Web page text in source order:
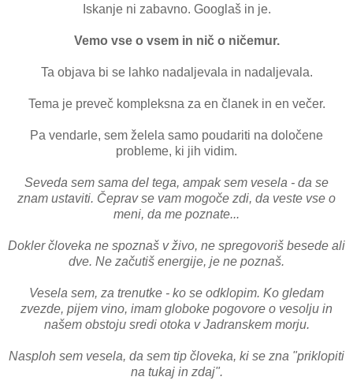
Iskanje ni zabavno. Googlaš in je.
Vemo vse o vsem in nič o ničemur.
Ta objava bi se lahko nadaljevala in nadaljevala.
Tema je preveč kompleksna za en članek in en večer.
Pa vendarle, sem želela samo poudariti na določene
probleme, ki jih vidim.
Seveda sem sama del tega, ampak sem vesela - da se
znam ustaviti. Čeprav se vam mogoče zdi, da veste vse o
meni, da me poznate...
Dokler človeka ne spoznaš v živo, ne spregovoriš besede ali
dve. Ne začutiš energije, je ne poznaš.
Vesela sem, za trenutke - ko se odklopim. Ko gledam
zvezde, pijem vino, imam globoke pogovore o vesolju in
našem obstoju sredi otoka v Jadranskem morju.
Nasploh sem vesela, da sem tip človeka, ki se zna "priklopiti
na tukaj in zdaj".